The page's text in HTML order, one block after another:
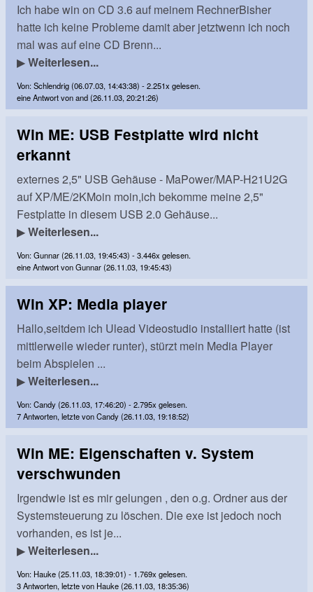
Ich habe win on CD 3.6 auf meinem RechnerBisher
hatte ich keine Probleme damit aber jetztwenn ich noch
mal was auf eine CD Brenn...
▶Weiterlesen...
Von: Schlendrig (06.07.03, 14:43:38) - 2.251x gelesen.
eine Antwort von and (26.11.03, 20:21:26)
Win ME: USB Festplatte wird nicht
erkannt
externes 2,5" USB Gehäuse - MaPower/MAP-H21U2G
auf XP/ME/2KMoin moin,ich bekomme meine 2,5"
Festplatte in diesem USB 2.0 Gehäuse...
▶Weiterlesen...
Von: Gunnar (26.11.03, 19:45:43) - 3.446x gelesen.
eine Antwort von Gunnar (26.11.03, 19:45:43)
Win XP: Media player
Hallo,seitdem ich Ulead Videostudio installiert hatte (ist
mittlerweile wieder runter), stürzt mein Media Player
beim Abspielen ...
▶Weiterlesen...
Von: Candy (26.11.03, 17:46:20) - 2.795x gelesen.
7 Antworten, letzte von Candy (26.11.03, 19:18:52)
Win ME: Eigenschaften v. System
verschwunden
Irgendwie ist es mir gelungen , den o.g. Ordner aus der
Systemsteuerung zu löschen. Die exe ist jedoch noch
vorhanden, es ist je...
▶Weiterlesen...
Von: Hauke (25.11.03, 18:39:01) - 1.769x gelesen.
3 Antworten, letzte von Hauke (26.11.03, 18:35:36)